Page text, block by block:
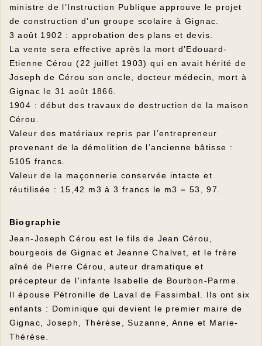
ministre de l’Instruction Publique approuve le projet
de construction d’un groupe scolaire à Gignac.
3 août 1902 : approbation des plans et devis.
La vente sera effective après la mort d’Edouard-
Etienne Cérou (22 juillet 1903) qui en avait hérité de
Joseph de Cérou son oncle, docteur médecin, mort à
Gignac le 31 août 1866.
1904 : début des travaux de destruction de la maison
Cérou.
Valeur des matériaux repris par l’entrepreneur
provenant de la démolition de l’ancienne bâtisse :
5105 francs.
Valeur de la maçonnerie conservée intacte et
réutilisée : 15,42 m3 à 3 francs le m3 = 53, 97.
Biographie
Jean-Joseph Cérou est le fils de Jean Cérou,
bourgeois de Gignac et Jeanne Chalvet, et le frère
aîné de Pierre Cérou, auteur dramatique et
précepteur de l'infante Isabelle de Bourbon-Parme.
Il épouse Pétronille de Laval de Fassimbal. Ils ont six
enfants : Dominique qui devient le premier maire de
Gignac, Joseph, Thérèse, Suzanne, Anne et Marie-
Thérèse.